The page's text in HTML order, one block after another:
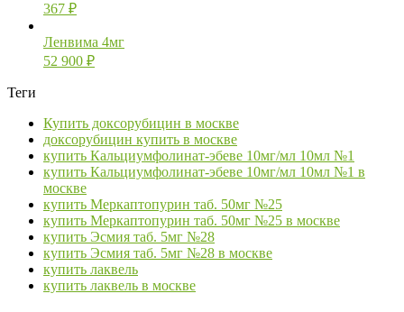
367 ₽
Ленвима 4мг
52 900 ₽
Теги
Купить доксорубицин в москве
доксорубицин купить в москве
купить Кальциумфолинат-эбеве 10мг/мл 10мл №1
купить Кальциумфолинат-эбеве 10мг/мл 10мл №1 в
москве
купить Меркаптопурин таб. 50мг №25
купить Меркаптопурин таб. 50мг №25 в москве
купить Эсмия таб. 5мг №28
купить Эсмия таб. 5мг №28 в москве
купить лаквель
купить лаквель в москве